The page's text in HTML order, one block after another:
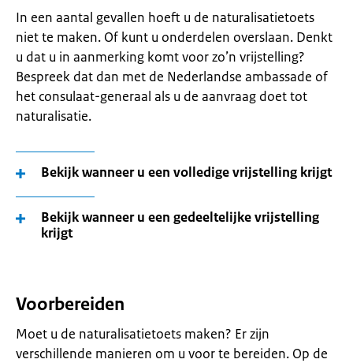
In een aantal gevallen hoeft u de naturalisatietoets
niet te maken. Of kunt u onderdelen overslaan. Denkt
u dat u in aanmerking komt voor zo’n vrijstelling?
Bespreek dat dan met de Nederlandse ambassade of
het consulaat-generaal als u de aanvraag doet tot
naturalisatie.
Bekijk wanneer u een volledige vrijstelling krijgt
Bekijk wanneer u een gedeeltelijke vrijstelling
krijgt
Voorbereiden
Moet u de naturalisatietoets maken? Er zijn
verschillende manieren om u voor te bereiden. Op de